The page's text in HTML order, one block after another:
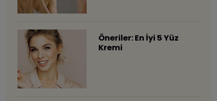
Öneriler: En İyi 5 Yüz
Kremi